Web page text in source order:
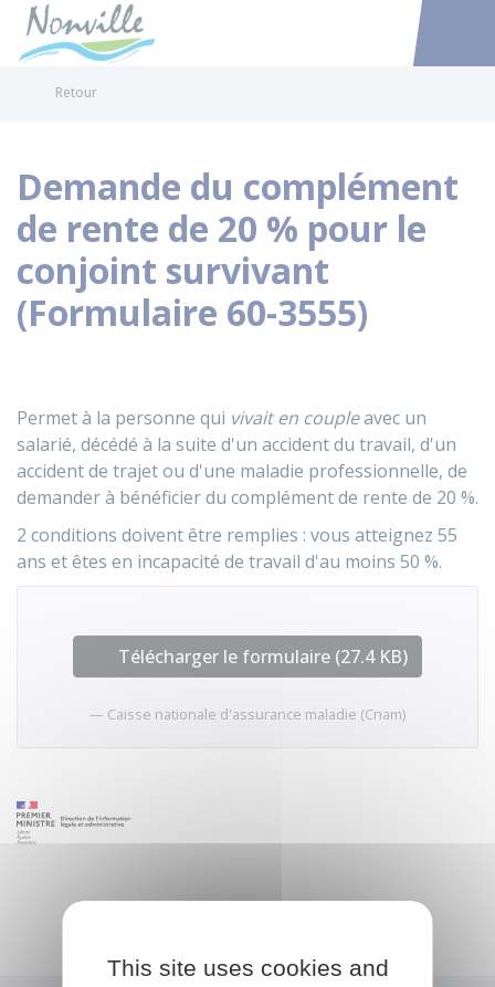
Accéder
Retour
Demande du complément
de rente de 20 % pour le
conjoint survivant
(Formulaire 60-3555)
Permet à la personne qui vivait en coupleavec un
salarié, décédé à la suite d'un accident du travail, d'un
accident de trajet ou d'une maladie professionnelle, de
demander à bénéficier du complément de rente de 20 %.
2 conditions doivent être remplies : vous atteignez 55
ans et êtes en incapacité de travail d'au moins 50 %.
Télécharger le formulaire (27.4 KB)
Caisse nationale d'assurance maladie (Cnam)
This site uses cookies and